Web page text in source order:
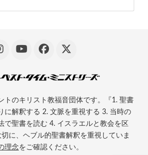
トのキリスト教福音団体です。『1. 聖書
に解釈する 2. 文脈を重視する 3. 当時の
で聖書を読む 4. イスラエルと教会を区
に、ヘブル的聖書解釈を重視していま
理念をご確認ください。